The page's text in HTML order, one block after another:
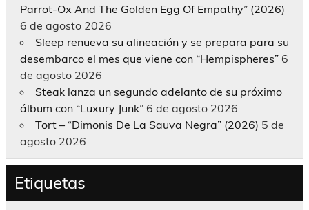
Parrot-Ox And The Golden Egg Of Empathy” (2026)
6 de agosto 2026
Sleep renueva su alineación y se prepara para su
desembarco el mes que viene con “Hempispheres” 6
de agosto 2026
Steak lanza un segundo adelanto de su próximo
álbum con “Luxury Junk” 6 de agosto 2026
Tort – “Dimonis De La Sauva Negra” (2026) 5 de
agosto 2026
Etiquetas